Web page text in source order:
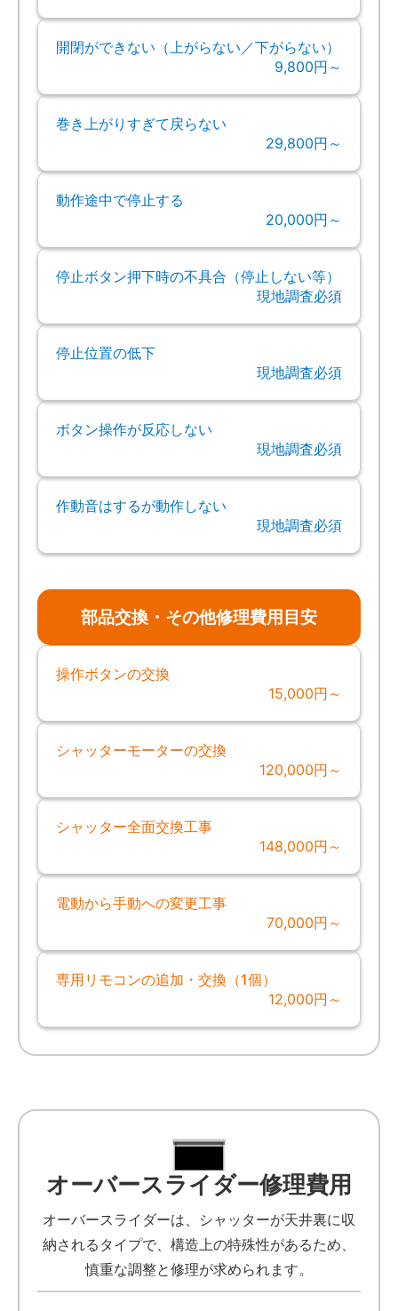
開閉ができない（上がらない／下がらない）
9,800円～
巻き上がりすぎて戻らない
29,800円～
動作途中で停止する
20,000円～
停止ボタン押下時の不具合（停止しない等）
現地調査必須
停止位置の低下
現地調査必須
ボタン操作が反応しない
現地調査必須
作動音はするが動作しない
現地調査必須
部品交換・その他修理費用目安
操作ボタンの交換
15,000円～
シャッターモーターの交換
120,000円～
シャッター全面交換工事
148,000円～
電動から手動への変更工事
70,000円～
専用リモコンの追加・交換（1個）
12,000円～
オーバースライダー修理費用
オーバースライダーは、シャッターが天井裏に収
納されるタイプで、構造上の特殊性があるため、
慎重な調整と修理が求められます。